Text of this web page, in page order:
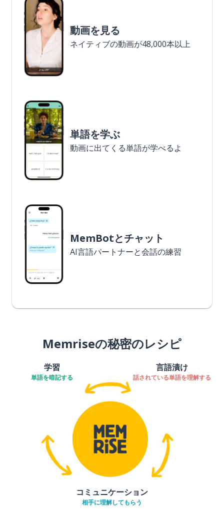
動画を見る
ネイティブの動画が48,000本以上
単語を学ぶ
動画に出てくる単語が学べるよ
MemBotとチャット
AI言語パートナーと会話の練習
Memriseの秘密のレシピ
学習
単語を暗記する
言語漬け
話されている単語を理解する
コミュニケーション
相手に理解してもらう